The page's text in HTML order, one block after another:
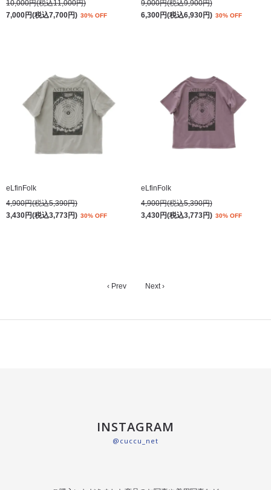
10,000円(税込11,000円)
7,000円(税込7,700円) 30% OFF
9,000円(税込9,900円)
6,300円(税込6,930円) 30% OFF
eLfinFolk
4,900円(税込5,390円)
3,430円(税込3,773円) 30% OFF
eLfinFolk
4,900円(税込5,390円)
3,430円(税込3,773円) 30% OFF
‹ Prev Next ›
INSTAGRAM
@cuccu_net